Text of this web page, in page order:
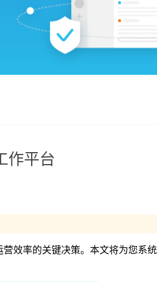
作平台
效率的关键决策。本文将为您系统